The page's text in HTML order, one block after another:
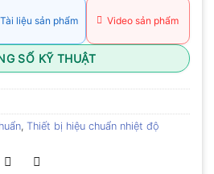
Tài liệu sản phẩm Video sản phẩm
SỐ KỸ THUẬT
, Thiết bị hiệu chuẩn nhiệt độ